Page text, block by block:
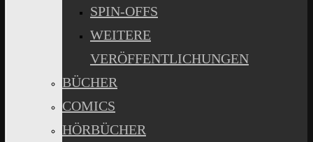
SPIN-OFFS
WEITERE
VERÖFFENTLICHUNGEN
BÜCHER
COMICS
HÖRBÜCHER